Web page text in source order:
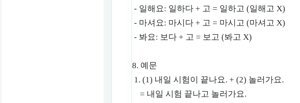
- 일해요: 일하다 + 고 = 일하고 (일해고 X)
- 마셔요: 마시다 + 고 = 마시고 (마셔고 X)
- 봐요: 보다 + 고 = 보고 (봐고 X)
8. 예문
1. (1) 내일 시험이 끝나요. + (2) 놀러가요.
= 내일 시험 끝나고 놀러가요.